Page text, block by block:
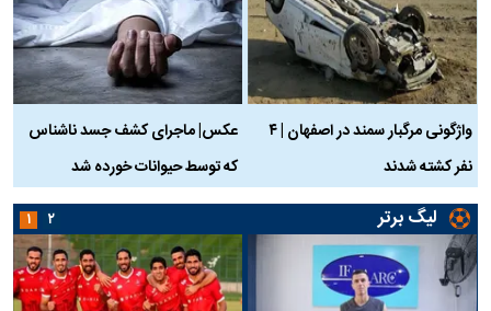
واژگونی مرگبار سمند در اصفهان | ۴
نفر کشته شدند
عکس| ماجرای کشف جسد ناشناس
که توسط حیوانات خورده شد
لیگ برتر ۱ ۲